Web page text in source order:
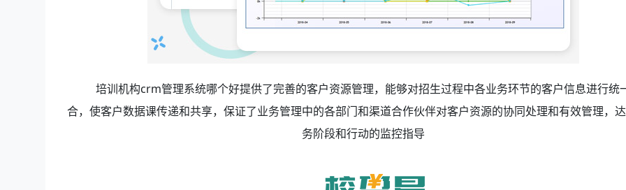
培训机构crm管理系统哪个好提供了完善的客户资源管理，能够对招生过程中各业务环节的客户信息进行统
合，使客户数据课传递和共享，保证了业务管理中的各部门和渠道合作伙伴对客户资源的协同处理和有效管理，
务阶段和行动的监控指导